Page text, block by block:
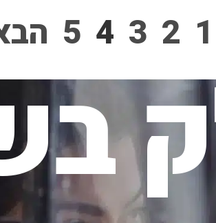
1
2
3
4
5